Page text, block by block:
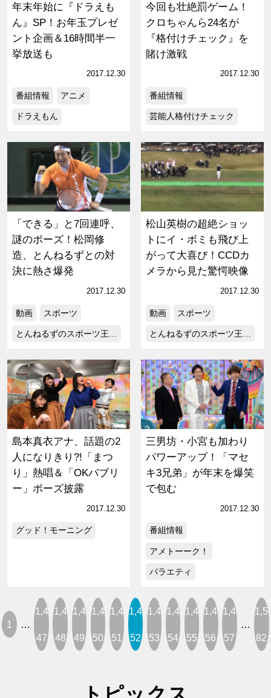
年末年始に『ドラえも
ん』SP！お年玉プレゼ
ント企画＆16時間半一
挙放送も
2017.12.30
番組情報 アニメ
ドラえもん
今回も壮絶罰ゲーム！
クロちゃんら24名が
『格付けチェック』を
賭け激戦
2017.12.30
番組情報
芸能人格付けチェック
「できる」と7回連呼、
謎のポーズ！松岡修
造、とんねるずとの対
決に熱さ爆発
2017.12.30
動画 スポーツ
とんねるずのスポーツ王…
松山英樹の超絶ショッ
トにイ・ボミも飛び上
がって大喜び！CCDカ
メラから見た驚愕映像
2017.12.30
動画 スポーツ
とんねるずのスポーツ王…
島本真衣アナ、話題の2
人になりきり?!「まつ
り」熱唱＆「OKバブリ
ー」ポーズ披露
2017.12.30
グッド！モーニング
三男坊・小宮も加わり
パワーアップ！「マセ
キ3兄弟」が年末を爆笑
で包む
2017.12.30
番組情報
アメトーーク！
バラエティ
1 …
1,4
47
1,4
48
1,4
49
1,4
50
1,4
51
1,4
52
1,4
53
1,4
54
1,4
55
1,4
56
1,4
57
…
1,5
82